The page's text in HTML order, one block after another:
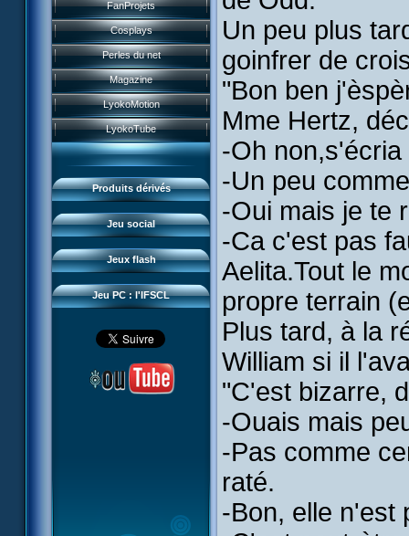
FanProjets
Cosplays
Perles du net
Magazine
LyokoMotion
LyokoTube
Produits dérivés
Livres
Jeux vidéo
Jeux et jouets
Jeu de cartes
Goodies
Divers
Catalogue
Jeu social
Historique
Les personnages
Les pouvoirs
Guide du jeu
Missions
Monstres
Cartes & galerie
Communauté
3D Duo
Jeux flash
Form Anti-XANA
Frôlion Attack
Mort des frelions
Monster Swarm
Course 2
Aelita's Battle
Odd's Battle
Code Lyoko's Galaxy
Manta Bomber
Sector 2 Escape
Jeu PC : l'IFSCL
Présentation
News IFSCL
Médias
Questions fréquentes
Téléchargements
Réseau IFSCL
Un peu plus
goinfrer de
"Bon ben
Mme Hertz,
-Oh
-Un peu
-Oui mais je te
-Ca c'est pas
Aelita.Tout le
propre terrain
Plus tard, à la
William si il
"C'est bizarre,
-Ouais mais
-Pas comme
raté.
-Bon, elle n'est